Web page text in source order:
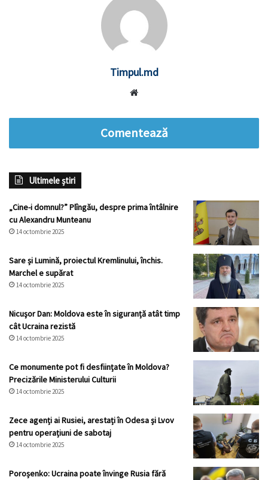
Timpul.md
Comentează
Ultimele știri
„Cine-i domnul?” Plîngău, despre prima întâlnire
cu Alexandru Munteanu
14 octombrie 2025
Sare și Lumină, proiectul Kremlinului, închis.
Marchel e supărat
14 octombrie 2025
Nicuşor Dan: Moldova este în siguranță atât timp
cât Ucraina rezistă
14 octombrie 2025
Ce monumente pot fi desființate în Moldova?
Precizările Ministerului Culturii
14 octombrie 2025
Zece agenți ai Rusiei, arestați în Odesa și Lvov
pentru operațiuni de sabotaj
14 octombrie 2025
Poroșenko: Ucraina poate învinge Rusia fără